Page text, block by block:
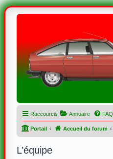
Raccourcis Annuaire FAQ
Portail Accueil du forum
L’équipe